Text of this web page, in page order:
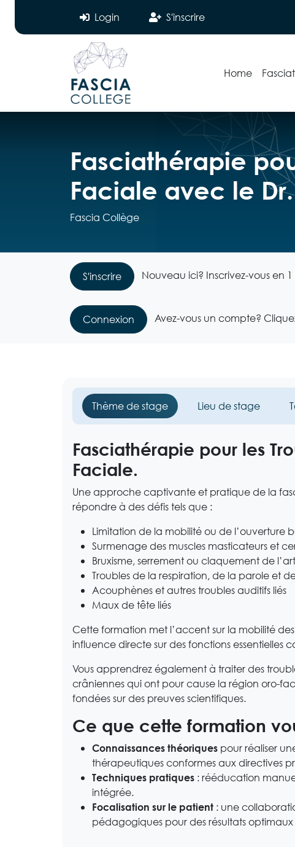
Login S'inscrire
Home
Fasciathérapie
Faciale avec le
Fascia Collège
S'inscrire Nouveau ici? Inscrivez-vous en
Connexion Avez-vous un compte?
Thème de stage Lieu de stage
Fasciathérapie pour les
Faciale.
Une approche captivante et pratique de la
répondre à des défis tels que :
Limitation de la mobilité ou de l’ouverture
Surmenage des muscles masticateurs et
Bruxisme, serrement ou claquement de
Troubles de la respiration, de la parole et
Acouphènes et autres troubles auditifs liés
Maux de tête liés
Cette formation met l’accent sur la mobilité
influence directe sur des fonctions essentielles
Vous apprendrez également à traiter des
crâniennes qui ont pour cause la région oro-
fondées sur des preuves scientifiques.
Ce que cette formation
Connaissances théoriques pour réaliser
thérapeutiques conformes aux directives
Techniques pratiques : rééducation
intégrée.
Focalisation sur le patient : une
pédagogiques pour des résultats optimaux